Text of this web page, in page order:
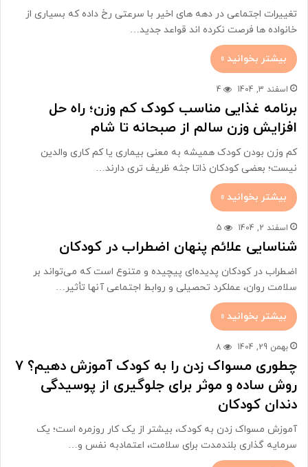
تغییرات اجتماعی در دهه های اخیر با سرعتی رخ داده که بسیاری از
خانواده ها فرصت نکرده اند قواعد جدید…
بیشتر بخوانید »
اسفند 3, 1404 4
برنامه غذایی مناسب کودک کم وزن؛ راه حل
افزایش وزن سالم از صبحانه تا شام
کم وزن بودن کودک همیشه به معنی بیماری یا کم کاری والدین
نیست؛ بعضی کودکان ذاتا جثه ظریف تری دارند…
بیشتر بخوانید »
اسفند 2, 1404 5
شناسایی علائم پنهان اضطراب در کودکان
اضطراب در کودکان پدیده‌ای پیچیده و متنوع است که می‌تواند بر
سلامت روان، عملکرد تحصیلی و روابط اجتماعی آنها تأثیر…
بیشتر بخوانید »
بهمن 29, 1404 8
چطوری مسواک زدن را به کودک آموزش دهیم؟ ۷
روش ساده و موثر برای جلوگیری از پوسیدگی
دندان کودکان
آموزش مسواک زدن به کودک، بیشتر از یک کار روزمره است؛ یک
سرمایه گذاری بلندمدت برای سلامت، اعتمادبه نفس و…